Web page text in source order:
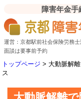
障害年金
運営：京都駅前社会保険労務
面談は要事前予約
トップページ > 大動脈解
ス